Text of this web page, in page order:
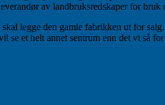
av landbruksredskaper for bruk
legge den gamle fabrikken ut for
et helt annet sentrum enn det vi så